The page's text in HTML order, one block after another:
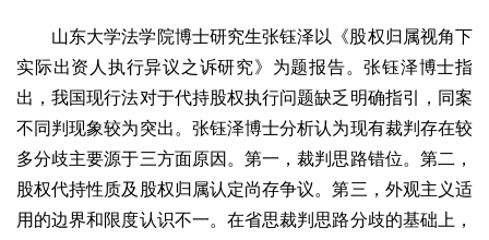
山东大学法学院博士研究生张钰泽以《股权归属视角下
实际出资人执行异议之诉研究》为题报告。张钰泽博士指
出，我国现行法对于代持股权执行问题缺乏明确指引，同案
不同判现象较为突出。张钰泽博士分析认为现有裁判存在较
多分歧主要源于三方面原因。第一，裁判思路错位。第二，
股权代持性质及股权归属认定尚存争议。第三，外观主义适
用的边界和限度认识不一。在省思裁判思路分歧的基础上，